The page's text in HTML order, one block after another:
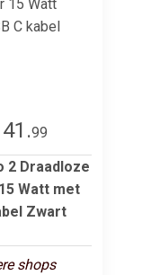
99
2 Draadloze
Watt met
Zwart
shops